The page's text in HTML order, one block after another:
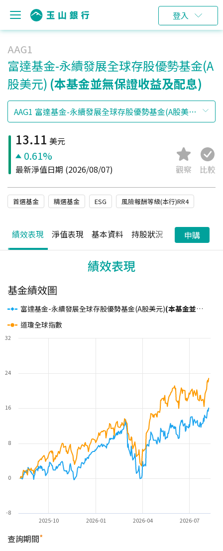
登入
AAG1
富達基金-永續發展全球存股優勢基金(A
股美元) (本基金並無保證收益及配息)
13.11 美元
0.61%
最新淨值日期 (2026/08/07) 觀察 比較
首選基金 精選基金 ESG 風險報酬等級(本行)RR4
績效表現 淨值表現 基本資料 持股狀況 配息狀況
申購
績效表現
基金績效圖
富達基金-永續發展全球存股優勢基金(A股美元)(本基金並無保證收益及配息)
道瓊全球指數
2025-10 2026-01 2026-04 2026-07
-8
0
8
16
24
32
查詢期間*